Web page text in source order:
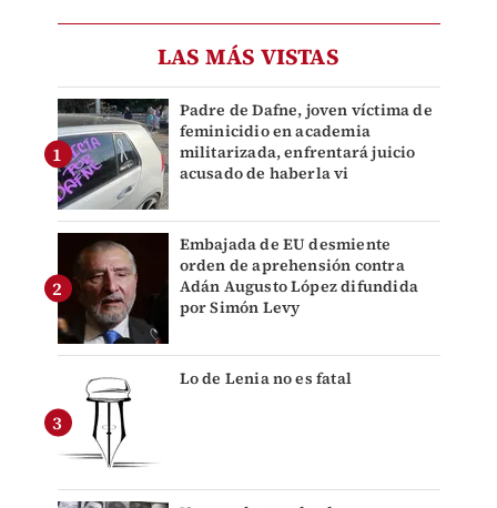
LAS MÁS VISTAS
Padre de Dafne, joven víctima de
feminicidio en academia
militarizada, enfrentará juicio
acusado de haberla vi
Embajada de EU desmiente
orden de aprehensión contra
Adán Augusto López difundida
por Simón Levy
Lo de Lenia no es fatal